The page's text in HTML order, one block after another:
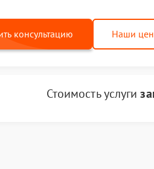
консультацию Наши
Стоимость услуги